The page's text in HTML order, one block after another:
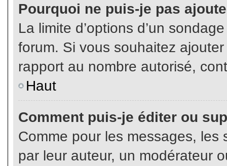
Pourquoi ne puis-je pas
La limite d’options d’un
forum. Si vous souhaitez
rapport au nombre autorisé,
Haut
Comment puis-je éditer ou
Comme pour les messages,
par leur auteur, un modérateur